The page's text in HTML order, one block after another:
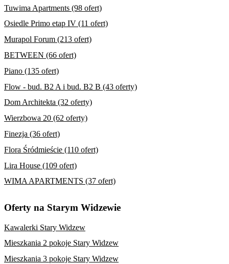
Tuwima Apartments (98 ofert)
Osiedle Primo etap IV (11 ofert)
Murapol Forum (213 ofert)
BETWEEN (66 ofert)
Piano (135 ofert)
Flow - bud. B2 A i bud. B2 B (43 oferty)
Dom Architekta (32 oferty)
Wierzbowa 20 (62 oferty)
Finezja (36 ofert)
Flora Śródmieście (110 ofert)
Lira House (109 ofert)
WIMA APARTMENTS (37 ofert)
Oferty na Starym Widzewie
Kawalerki Stary Widzew
Mieszkania 2 pokoje Stary Widzew
Mieszkania 3 pokoje Stary Widzew